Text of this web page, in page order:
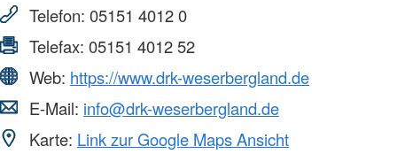
Telefon: 05151 4012 0
Telefax: 05151 4012 52
Web: https://www.drk-weserbergland.de
E-Mail: info@drk-weserbergland.de
Karte: Link zur Google Maps Ansicht